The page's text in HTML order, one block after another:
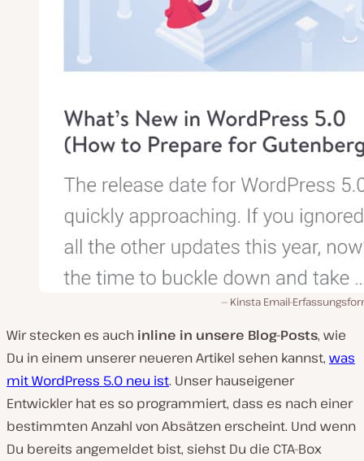
Kinsta Email-
Wir stecken es auch inline in unsere Blog-Posts, wie
Du in einem unserer neueren Artikel sehen kannst, was
mit WordPress 5.0 neu ist. Unser hauseigener
Entwickler hat es so programmiert, dass es nach einer
bestimmten Anzahl von Absätzen erscheint. Und wenn
Du bereits angemeldet bist, siehst Du die CTA-Box